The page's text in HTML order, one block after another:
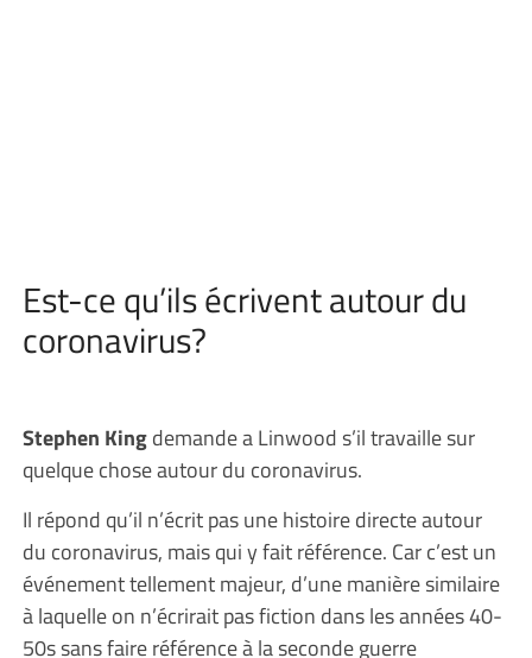
Est-ce qu’ils écrivent autour du
coronavirus?
Stephen Kingdemande a Linwood s’il travaille sur
quelque chose autour du coronavirus.
Il répond qu’il n’écrit pas une histoire directe autour
du coronavirus, mais qui y fait référence. Car c’est un
événement tellement majeur, d’une manière similaire
à laquelle on n’écrirait pas fiction dans les années 40-
50s sans faire référence à la seconde guerre